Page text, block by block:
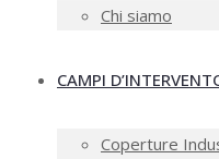
Chi siamo
CAMPI
Coperture